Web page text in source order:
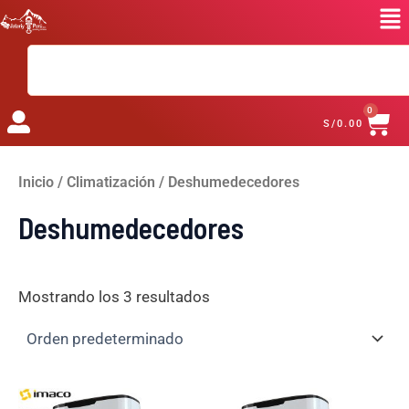
Ir
Search
S/0.00
0
Inicio / Climatización / Deshumedecedores
Deshumedecedores
Mostrando los 3 resultados
El
El